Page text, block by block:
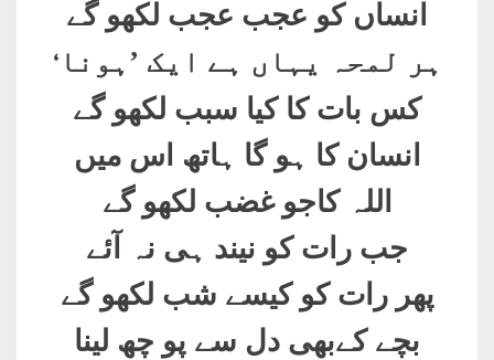
انساں کو عجب عجب لکھو گے
ہر لمحہ یہاں ہے ایک ’ہونا‘
کس بات کا کیا سبب لکھو گے
انسان کا ہو گا ہاتھ اس میں
اللہ کاجو غضب لکھو گے
جب رات کو نیند ہی نہ آئے
پھر رات کو کیسے شب لکھو گے
بچے کےبھی دل سے پو چھ لینا